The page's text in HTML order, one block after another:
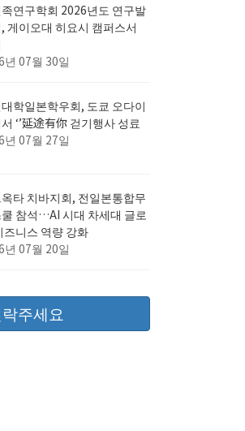
연구학회 2026년도 연구발
게이오대 히요시 캠퍼스서
년 07월 30일
학일본학우회, 도쿄 오다이
‘’延途有你 걷기행사 성료
년 07월 27일
타 치바지회, 전일본통합무
참석…AI 시대 차세대 글로
즈니스 역량 강화
년 07월 20일
주세요